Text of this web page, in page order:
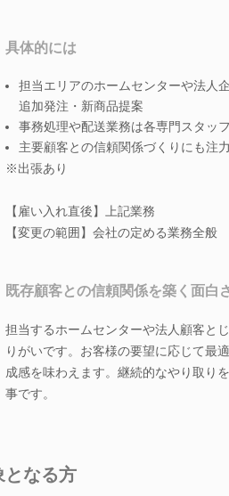
具体的には
担当エリアのホームセンターや法人
追加発注・新商品提案
事務処理や配送業務は各専門スタッ
主要顧客との信頼関係づくりにも注力
※出張あり
【雇い入れ直後】上記業務
【変更の範囲】会社の定める業務全般
既存顧客との信頼関係を築く面白
担当するホームセンターや法人顧客と
りがいです。お客様の要望に応じて最
成感を味わえます。継続的なやり取り
事です。
となる方